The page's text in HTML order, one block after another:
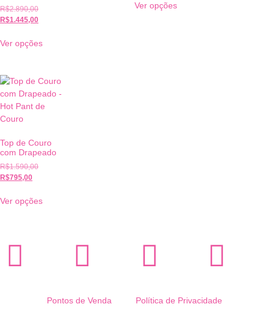
R$2.890,00
R$1.445,00
Ver opções
Ver opções
Top de Couro
com Drapeado
R$1.590,00
R$795,00
Ver opções
Pontos de Venda Política de Privacidade